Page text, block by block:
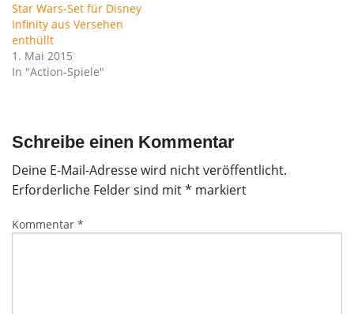
Star Wars-Set für Disney
Infinity aus Versehen
enthüllt
1. Mai 2015
In "Action-Spiele"
Schreibe einen Kommentar
Deine E-Mail-Adresse wird nicht veröffentlicht.
Erforderliche Felder sind mit* markiert
Kommentar *